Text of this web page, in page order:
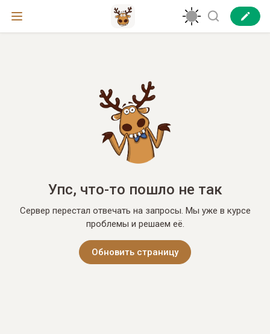
Упс, что-то пошло не так
Сервер перестал отвечать на запросы. Мы уже в курсе
проблемы и решаем её.
Обновить страницу